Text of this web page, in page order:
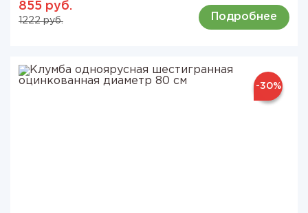
855 руб.
1222 руб. Подробнее
-30%